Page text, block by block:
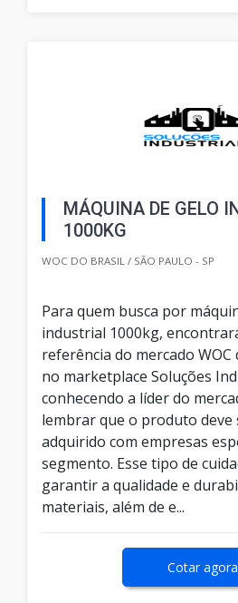
MÁQUINA DE GELO
1000KG
WOC DO BRASIL / SÃO PAULO - SP
Para quem busca por
industrial 1000kg,
referência do mercado
no marketplace Soluções
conhecendo a líder do
lembrar que o produto deve
adquirido com empresas
segmento. Esse tipo de
garantir a qualidade e
materiais, além de e...
Cotar agora